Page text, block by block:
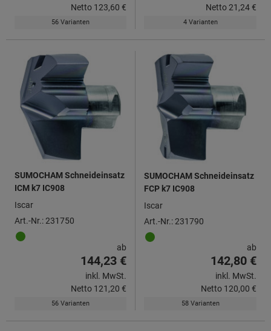
Netto 123,60 €
56 Varianten
Netto21,24 €
4 Varianten
SUMOCHAM Schneideinsatz
ICM k7 IC908
Iscar
Art.-Nr.: 231750
ab
144,23 €
inkl. MwSt.
Netto 121,20 €
56 Varianten
SUMOCHAM Schneideinsatz
FCP k7 IC908
Iscar
Art.-Nr.: 231790
ab
142,80 €
inkl. MwSt.
Netto 120,00 €
58 Varianten